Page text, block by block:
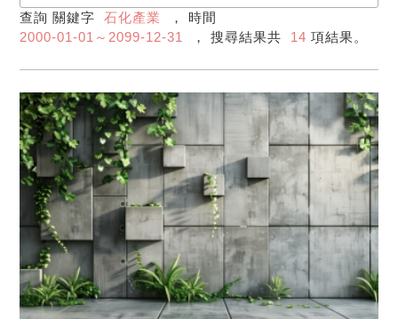
查詢 關鍵字石化產業
， 時間
2000-01-01～2099-12-31
， 搜尋結果共 14 項結果。